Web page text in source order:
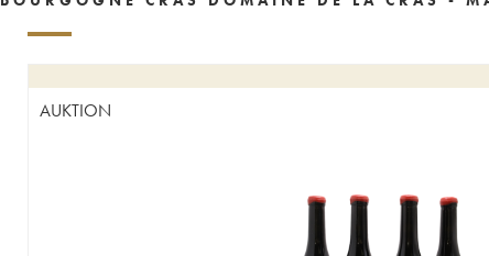
AUKTION